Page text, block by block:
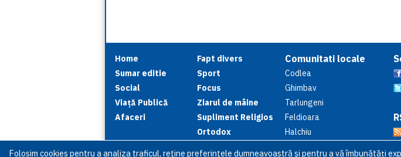
Home
Sumar editie
Social
Viață Publică
Afaceri
Fapt divers
Sport
Focus
Ziarul de mâine
Supliment Religios
Ortodox
Comunitati locale
Codlea
Ghimbav
Tarlungeni
Feldioara
Halchiu
Folosim cookies pentru a analiza traficul, reţine preferinţele dumneavoastră şi pentru a vă îmbunătăți